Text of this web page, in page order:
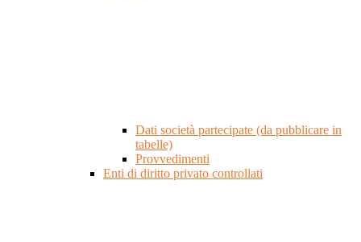
Dati società partecipate (da pubblicare in
tabelle)
Provvedimenti
Enti di diritto privato controllati